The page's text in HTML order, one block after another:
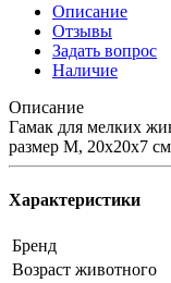
Описание
Отзывы
Задать вопрос
Наличие
Описание
Гамак для мелких
размер M, 20х20х7
Характеристики
Бренд
Возраст животного